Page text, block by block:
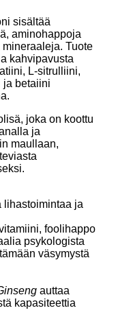
sisältää
aminohappoja
Tuote
kahvipavusta
L-sitrulliini,
ja betaiini
joka on koottu
ja
maullaan,
lihastoimintaa ja
foolihappo
psykologista
väsymystä
auttaa
kapasiteettia